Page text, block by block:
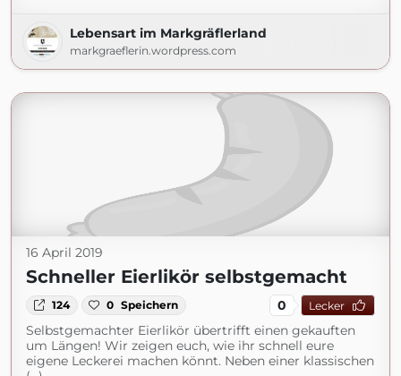
Lebensart im Markgräflerland
markgraeflerin.wordpress.com
16 April 2019
Schneller Eierlikör selbstgemacht
124 0 Speichern 0 Lecker
Selbstgemachter Eierlikör übertrifft einen gekauften
um Längen! Wir zeigen euch, wie ihr schnell eure
eigene Leckerei machen könnt. Neben einer klassischen